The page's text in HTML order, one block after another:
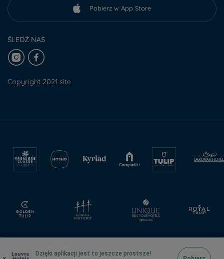
Pobierz w App Store
ŚLEDŹ NAS
Copyright 2021 site
Dzięki aplikacji jest to jeszcze prostsze!